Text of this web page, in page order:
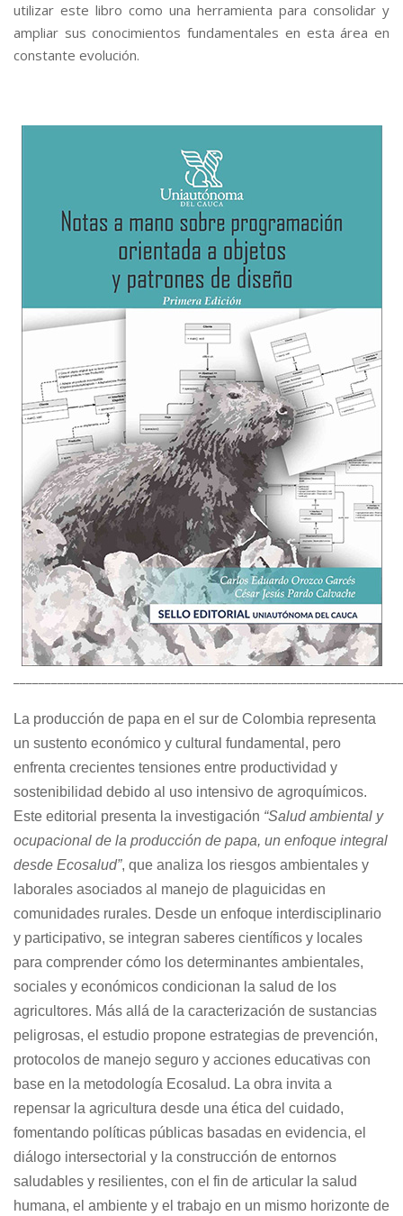
utilizar este libro como una herramienta para consolidar y
ampliar sus conocimientos fundamentales en esta área en
constante evolución.
La producción de papa en el sur de Colombia representa
un sustento económico y cultural fundamental, pero
enfrenta crecientes tensiones entre productividad y
sostenibilidad debido al uso intensivo de agroquímicos.
Este editorial presenta la investigación “Salud ambiental y
ocupacional de la producción de papa, un enfoque integral
desde Ecosalud”, que analiza los riesgos ambientales y
laborales asociados al manejo de plaguicidas en
comunidades rurales. Desde un enfoque interdisciplinario
y participativo, se integran saberes científicos y locales
para comprender cómo los determinantes ambientales,
sociales y económicos condicionan la salud de los
agricultores. Más allá de la caracterización de sustancias
peligrosas, el estudio propone estrategias de prevención,
protocolos de manejo seguro y acciones educativas con
base en la metodología Ecosalud. La obra invita a
repensar la agricultura desde una ética del cuidado,
fomentando políticas públicas basadas en evidencia, el
diálogo intersectorial y la construcción de entornos
saludables y resilientes, con el fin de articular la salud
humana, el ambiente y el trabajo en un mismo horizonte de